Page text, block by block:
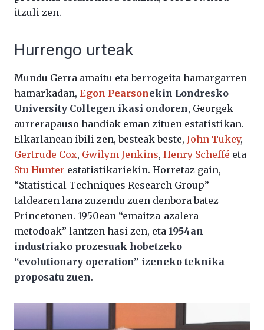
itzuli zen.
Hurrengo urteak
Mundu Gerra amaitu eta berrogeita hamargarren
hamarkadan, Egon Pearsonekin Londresko
University Collegen ikasi ondoren, Georgek
aurrerapauso handiak eman zituen estatistikan.
Elkarlanean ibili zen, besteak beste, John Tukey,
Gertrude Cox, Gwilym Jenkins, Henry Scheffé eta
Stu Hunter estatistikariekin. Horretaz gain,
“Statistical Techniques Research Group”
taldearen lana zuzendu zuen denbora batez
Princetonen. 1950ean “emaitza-azalera
metodoak” lantzen hasi zen, eta 1954an
industriako prozesuak hobetzeko
“evolutionary operation” izeneko teknika
proposatu zuen.